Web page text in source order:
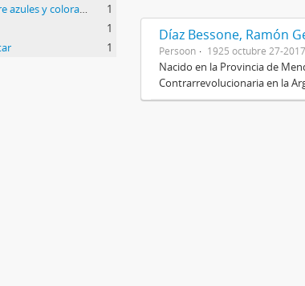
1
1
1
Díaz Bessone, Ramón
Persoon 1925 octubre 27-
Nacido en la Provincia de
Contrarrevolucionaria en la